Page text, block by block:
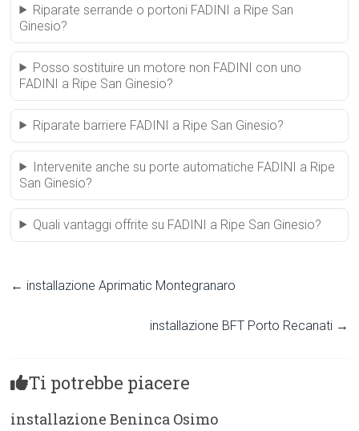
Riparate serrande o portoni FADINI a Ripe San
Ginesio?
Posso sostituire un motore non FADINI con uno
FADINI a Ripe San Ginesio?
Riparate barriere FADINI a Ripe San Ginesio?
Intervenite anche su porte automatiche FADINI a Ripe
San Ginesio?
Quali vantaggi offrite su FADINI a Ripe San Ginesio?
← installazione Aprimatic Montegranaro
installazione BFT Porto Recanati →
Ti potrebbe piacere
installazione Beninca Osimo